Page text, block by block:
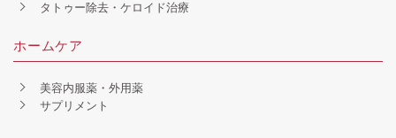
タトゥー除去・ケロイド治療
ホームケア
美容内服薬・外用薬
サプリメント